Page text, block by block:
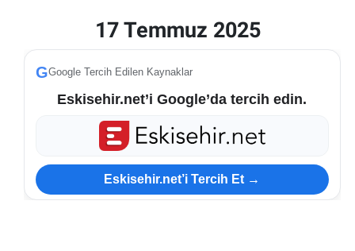
17 Temmuz 2025
GGoogle Tercih Edilen Kaynaklar
Eskisehir.net’i Google’da tercih edin.
Eskisehir.net’i Tercih Et →